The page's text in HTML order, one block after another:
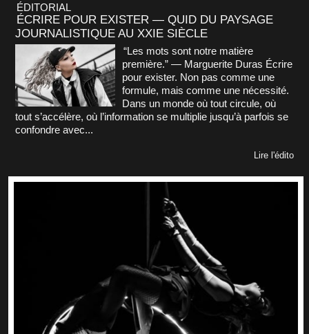
ÉDITORIAL
ÉCRIRE POUR EXISTER — QUID DU PAYSAGE
JOURNALISTIQUE AU XXIE SIÈCLE
“Les mots sont notre matière
première.” — Marguerite Duras Écrire
pour exister. Non pas comme une
formule, mais comme une nécessité.
Dans un monde où tout circule, où
tout s’accélère, où l’information se multiplie jusqu’à parfois se
confondre avec...
Lire l'édito